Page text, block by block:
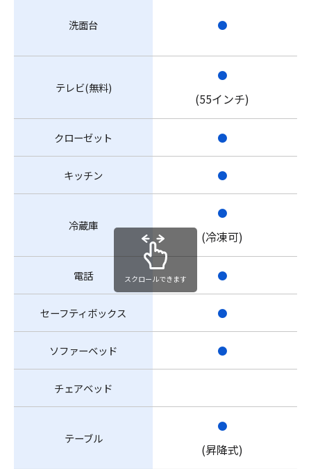
洗面台 ●
テレビ(無料)
●
(55インチ)
クローゼット ●
キッチン ●
冷蔵庫
●
(冷凍可)
電話 ●
セーフティボックス ●
ソファーベッド ●
チェアベッド
テーブル
●
(昇降式)
スクロールできます